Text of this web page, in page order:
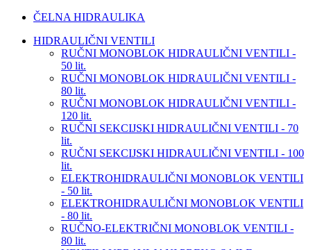
ČELNA HIDRAULIKA
HIDRAULIČNI VENTILI
RUČNI MONOBLOK HIDRAULIČNI VENTILI -
50 lit.
RUČNI MONOBLOK HIDRAULIČNI VENTILI -
80 lit.
RUČNI MONOBLOK HIDRAULIČNI VENTILI -
120 lit.
RUČNI SEKCIJSKI HIDRAULIČNI VENTILI - 70
lit.
RUČNI SEKCIJSKI HIDRAULIČNI VENTILI - 100
lit.
ELEKTROHIDRAULIČNI MONOBLOK VENTILI
- 50 lit.
ELEKTROHIDRAULIČNI MONOBLOK VENTILI
- 80 lit.
RUČNO-ELEKTRIČNI MONOBLOK VENTILI -
80 lit.